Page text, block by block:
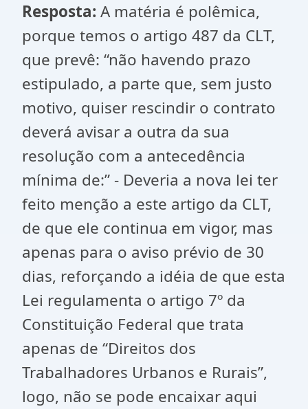
Resposta: A matéria é polêmica,
porque temos o artigo 487 da CLT,
que prevê: “não havendo prazo
estipulado, a parte que, sem justo
motivo, quiser rescindir o contrato
deverá avisar a outra da sua
resolução com a antecedência
mínima de:” - Deveria a nova lei ter
feito menção a este artigo da CLT,
de que ele continua em vigor, mas
apenas para o aviso prévio de 30
dias, reforçando a idéia de que esta
Lei regulamenta o artigo 7º da
Constituição Federal que trata
apenas de “Direitos dos
Trabalhadores Urbanos e Rurais”,
logo, não se pode encaixar aqui